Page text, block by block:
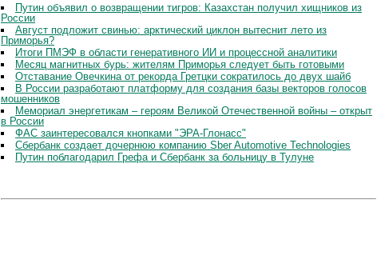
Путин объявил о возвращении тигров: Казахстан получил хищников из
России
Август подложит свинью: арктический циклон вытеснит лето из
Приморья?
Итоги ПМЭФ в области генеративного ИИ и процессной аналитики
Месяц магнитных бурь: жителям Приморья следует быть готовыми
Отставание Овечкина от рекорда Гретцки сократилось до двух шайб
В России разработают платформу для создания базы векторов голосов
мошенников
Мемориал энергетикам – героям Великой Отечественной войны – открыт
в России
ФАС заинтересовался кнопками "ЭРА-Глонасс"
Сбербанк создает дочернюю компанию Sber Automotive Technologies
Путин поблагодарил Грефа и Сбербанк за больницу в Тулуне